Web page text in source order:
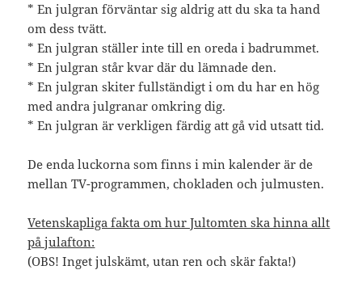
* En julgran förväntar sig aldrig att du ska ta hand
om dess tvätt.
* En julgran ställer inte till en oreda i badrummet.
* En julgran står kvar där du lämnade den.
* En julgran skiter fullständigt i om du har en hög
med andra julgranar omkring dig.
* En julgran är verkligen färdig att gå vid utsatt tid.
De enda luckorna som finns i min kalender är de
mellan TV-programmen, chokladen och julmusten.
Vetenskapliga fakta om hur Jultomten ska hinna allt
på julafton:
(OBS! Inget julskämt, utan ren och skär fakta!)